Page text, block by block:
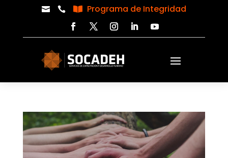
   Programa de Integridad